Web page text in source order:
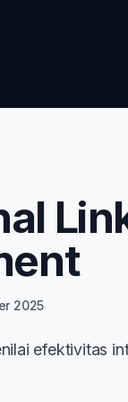
2025
efektivitas